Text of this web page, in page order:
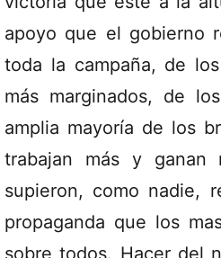
apoyo que el gobierno
toda la campaña, de
más marginados, de
amplia mayoría de los
trabajan más y ganan
supieron, como nadie,
propaganda que los
sobre todos. Hacer del